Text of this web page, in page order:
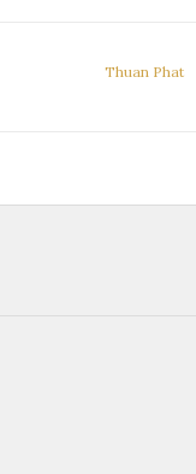
Thuan Phat